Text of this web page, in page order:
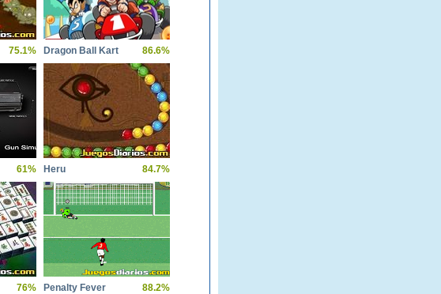
75.1% Dragon Ball Kart 86.6%
61% Heru 84.7%
76% Penalty Fever 88.2%